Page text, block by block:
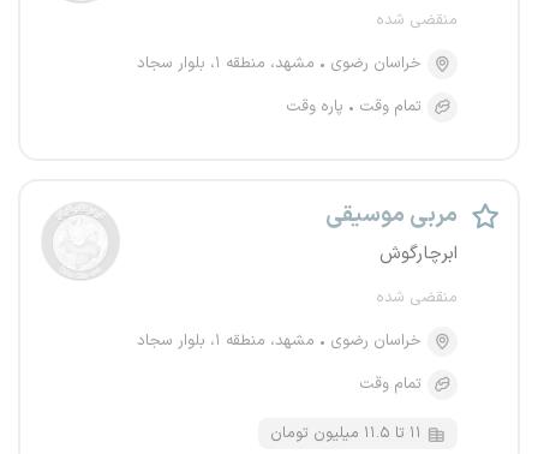
منقضی شده
خراسان رضوی
مشهد، منطقه ۱، بلوار سجاد
تمام وقت
پاره وقت
مربی موسیقی
ابرچارگوش
منقضی شده
خراسان رضوی
مشهد، منطقه ۱، بلوار سجاد
تمام وقت
۱۱ تا ۱۱.۵ میلیون تومان